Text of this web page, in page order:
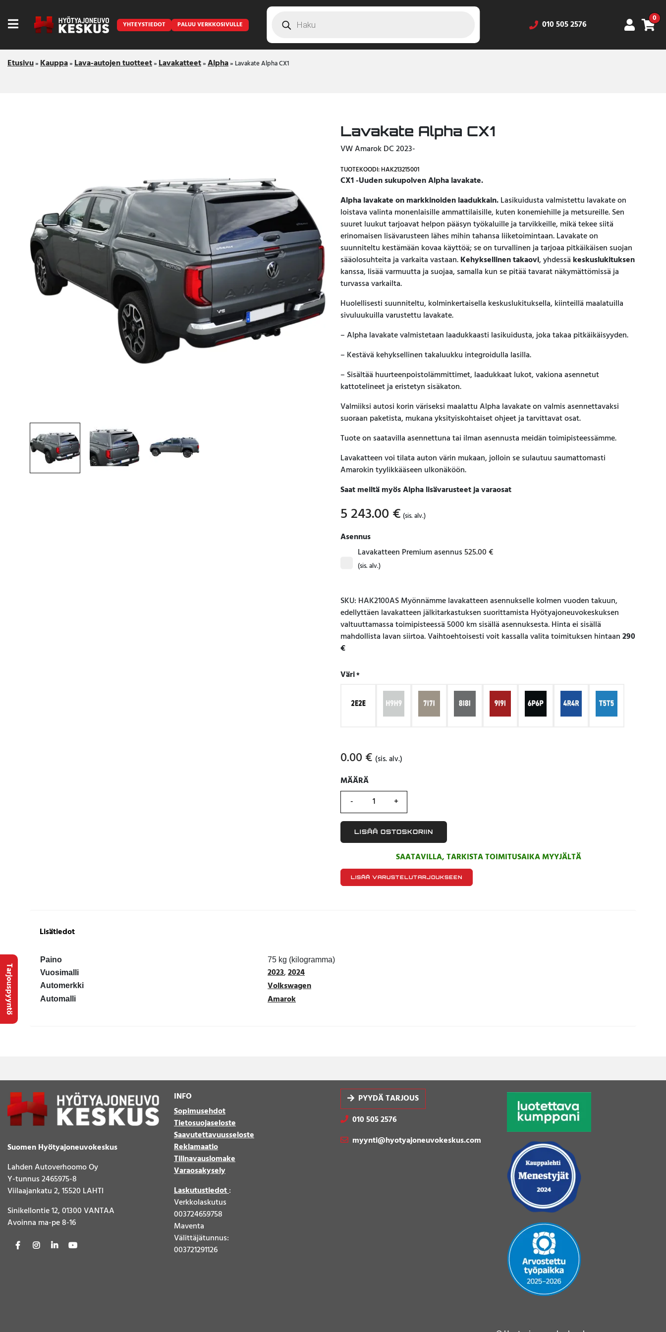
Lava-autojen tuotteet
Pakettiautotuotteet
YHTEYSTIEDOT PALUU VERKKOSIVULLE search 010 505 2576
0
Etusivu»Kauppa»Lava-autojen tuotteet»Lavakatteet»Alpha» Lavakate Alpha CX1
Lavakate Alpha CX1
VW Amarok DC 2023-
TUOTEKOODI: HAK213215001
CX1 -Uuden sukupolven Alpha lavakate.
Alpha lavakate on markkinoiden laadukkain.Lasikuidusta valmistettu lavakate on
loistava valinta monenlaisille ammattilaisille, kuten konemiehille ja metsureille. Sen
suuret luukut tarjoavat helpon pääsyn työkaluille ja tarvikkeille, mikä tekee siitä
erinomaisen lisävarusteen lähes mihin tahansa liiketoimintaan. Lavakate on
suunniteltu kestämään kovaa käyttöä; se on turvallinen ja tarjoaa pitkäikäisen suojan
sääolosuhteita ja varkaita vastaan.Kehyksellinen takaovi, yhdessä keskuslukituksen
kanssa, lisää varmuutta ja suojaa, samalla kun se pitää tavarat näkymättömissä ja
turvassa varkailta.
Huolellisesti suunniteltu, kolminkertaisella keskuslukituksella, kiinteillä maalatuilla
sivuluukuilla varustettu lavakate.
– Alpha lavakate valmistetaan laadukkaasti lasikuidusta, joka takaa pitkäikäisyyden.
– Kestävä kehyksellinen takaluukku integroidulla lasilla.
– Sisältää huurteenpoistolämmittimet, laadukkaat lukot, vakiona asennetut
kattotelineet ja eristetyn sisäkaton.
Valmiiksi autosi korin väriseksi maalattu Alpha lavakate on valmis asennettavaksi
suoraan paketista, mukana yksityiskohtaiset ohjeet ja tarvittavat osat.
Tuote on saatavilla asennettuna tai ilman asennusta meidän toimipisteessämme.
Lavakatteen voi tilata auton värin mukaan, jolloin se sulautuu saumattomasti
Amarokin tyylikkääseen ulkonäköön.
Saat meiltä myös Alpha lisävarusteet ja varaosat
5 243.00 € (sis. alv.)
Asennus
Lavakatteen Premium asennus525.00€
(sis. alv.)
SKU: HAK2100AS Myönnämme lavakatteen asennukselle kolmen vuoden takuun,
edellyttäen lavakatteen jälkitarkastuksen suorittamista Hyötyajoneuvokeskuksen
valtuuttamassa toimipisteessä 5000 km sisällä asennuksesta. Hinta ei sisällä
mahdollista lavan siirtoa. Vaihtoehtoisesti voit kassalla valita toimituksen hintaan290
€
Väri*
0.00 € (sis. alv.)
MÄÄRÄ
MÄÄRÄ
LISÄÄ OSTOSKORIIN
SAATAVILLA, TARKISTA TOIMITUSAIKA MYYJÄLTÄ
LISÄÄ VARUSTELUTARJOUKSEEN
Lisätiedot
Paino
75 kg (kilogramma)
Vuosimalli
2023,2024
Automerkki Volkswagen
Automalli Amarok
Suomen Hyötyajoneuvokeskus
Lahden Autoverhoomo Oy
Y-tunnus 2465975-8
Viilaajankatu 2, 15520 LAHTI
Sinikellontie 12, 01300 VANTAA
Avoinna ma-pe 8-16
INFO
Sopimusehdot
Tietosuojaseloste
Saavutettavuusseloste
Reklamaatio
Tilinavauslomake
Varaosakysely
Laskutustiedot:
Verkkolaskutus
003724659758
Maventa
Välittäjätunnus:
003721291126
PYYDÄ TARJOUS
010 505 2576
myynti@hyotyajoneuvokeskus.com
Tarjouspyyntö